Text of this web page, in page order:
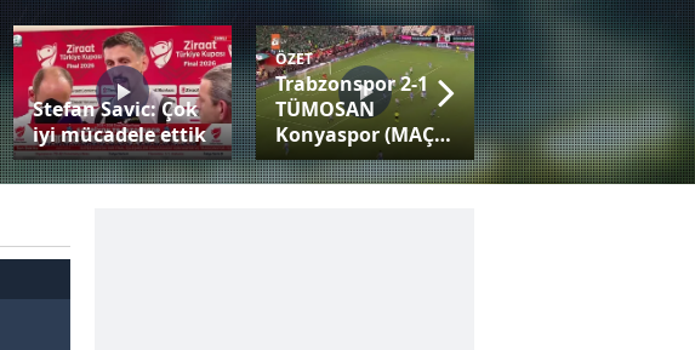
Stefan Savic: Çok
iyi mücadele ettik
ÖZET
Trabzonspor 2-1
TÜMOSAN
Konyaspor (MAÇ
SONUCU-ÖZET)
Fatih Tekke:
Trabzonspor gibi
bir camiayla her
kupaya adaysınız!